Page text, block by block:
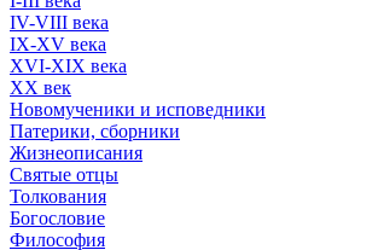
IV-VIII века
IX-XV века
XVI-XIX века
XX век
Новомученики и исповедники
Патерики, сборники
Жизнеописания
Святые отцы
Толкования
Богословие
Философия